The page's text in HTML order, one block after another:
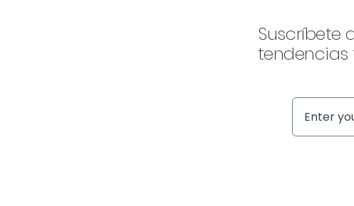
Suscríbete
tendencias